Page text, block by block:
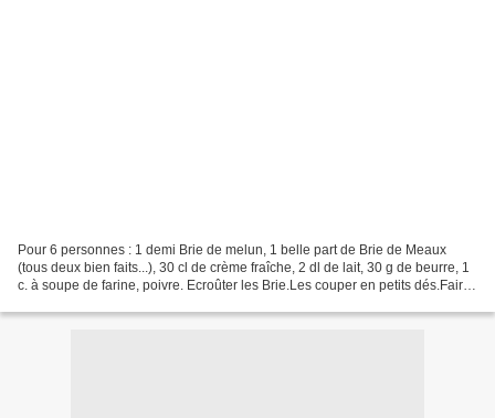
Pour 6 personnes : 1 demi Brie de melun, 1 belle part de Brie de Meaux
(tous deux bien faits...), 30 cl de crème fraîche, 2 dl de lait, 30 g de beurre, 1
c. à soupe de farine, poivre. Ecroûter les Brie.Les couper en petits dés.Faire